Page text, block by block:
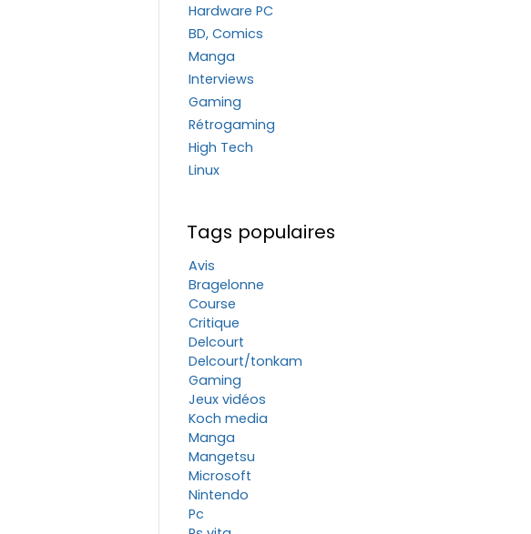
Hardware PC
BD, Comics
Manga
Interviews
Gaming
Rétrogaming
High Tech
Linux
Tags populaires
Avis
Bragelonne
Course
Critique
Delcourt
Delcourt/tonkam
Gaming
Jeux vidéos
Koch media
Manga
Mangetsu
Microsoft
Nintendo
Pc